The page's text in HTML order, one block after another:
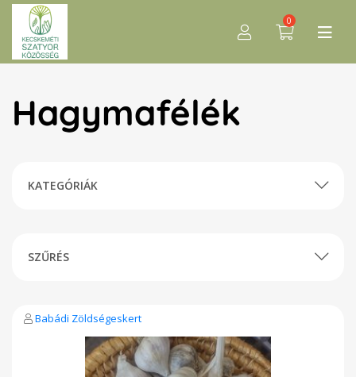
0
Hagymafélék
KATEGÓRIÁK
SZŰRÉS
Babádi Zöldségeskert